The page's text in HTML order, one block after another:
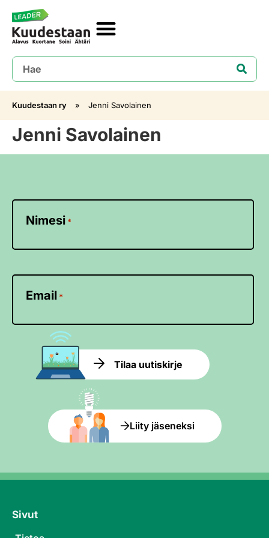
Kuudestaan ry » Jenni Savolainen
Jenni Savolainen
Nimesi *
Email *
Tilaa uutiskirje
Liity jäseneksi
Sivut